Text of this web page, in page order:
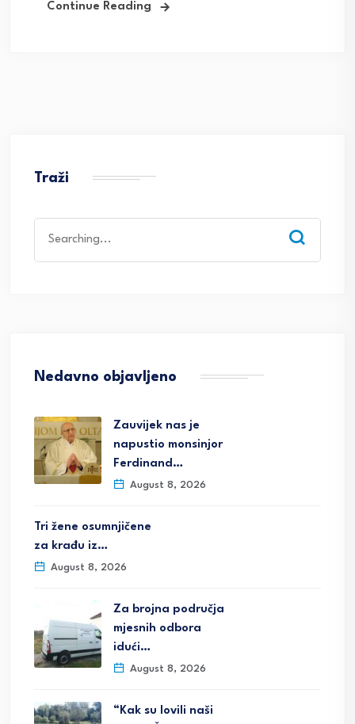
Continue Reading
Traži
for:
Nedavno objavljeno
Zauvijek nas je
napustio monsinjor
Ferdinand…
August 8, 2026
Tri žene osumnjičene
za krađu iz…
August 8, 2026
Za brojna područja
mjesnih odbora
idući…
August 8, 2026
“Kak su lovili naši